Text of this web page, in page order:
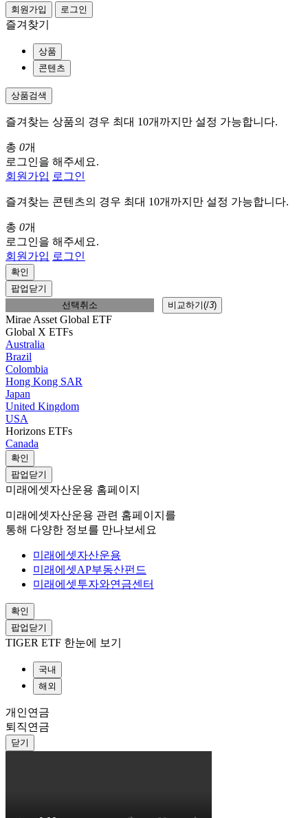
회원가입 로그인
즐겨찾기
상품
콘텐츠
상품검색
즐겨찾는 상품의 경우 최대 10개까지만 설정 가능합니다.
총 0개
로그인을 해주세요.
회원가입 로그인
즐겨찾는 콘텐츠의 경우 최대 10개까지만 설정 가능합니다.
총 0개
로그인을 해주세요.
회원가입 로그인
확인
팝업닫기
선택취소
비교하기(/3)
Mirae Asset Global ETF
Global X ETFs
Australia
Brazil
Colombia
Hong Kong SAR
Japan
United Kingdom
USA
Horizons ETFs
Canada
확인
팝업닫기
미래에셋자산운용 홈페이지
미래에셋자산운용 관련 홈페이지를
통해 다양한 정보를 만나보세요
미래에셋자산운용
미래에셋AP부동산펀드
미래에셋투자와연금센터
확인
팝업닫기
TIGER ETF 한눈에 보기
국내
해외
개인연금
퇴직연금
닫기